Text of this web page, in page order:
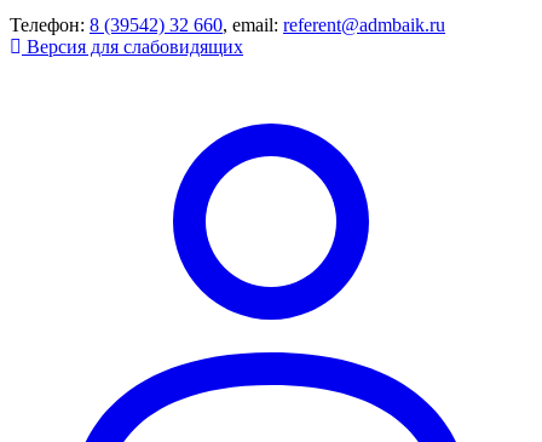
Телефон: 8 (39542) 32 660, email: referent@admbaik.ru
Версия для слабовидящих